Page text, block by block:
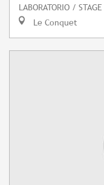
LABORATORIO / STAGE
Le Conquet